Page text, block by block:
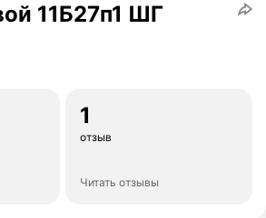
11Б27п1 ШГ
1
отзыв
Читать отзывы